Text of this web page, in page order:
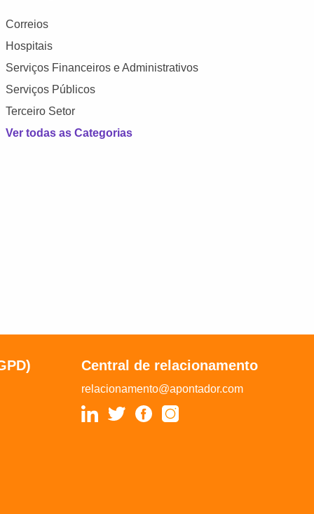
Correios
Hospitais
Serviços Financeiros e Administrativos
Serviços Públicos
Terceiro Setor
Ver todas as Categorias
Central de relacionamento
relacionamento@apontador.com